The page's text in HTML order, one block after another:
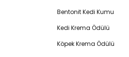
Bentonit Kedi Kumu
Kedi Krema Ödülü
Köpek Krema Ödülü